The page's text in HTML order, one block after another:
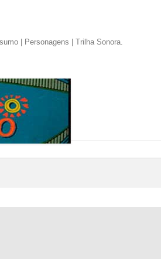
| Personagens | Trilha Sonora.